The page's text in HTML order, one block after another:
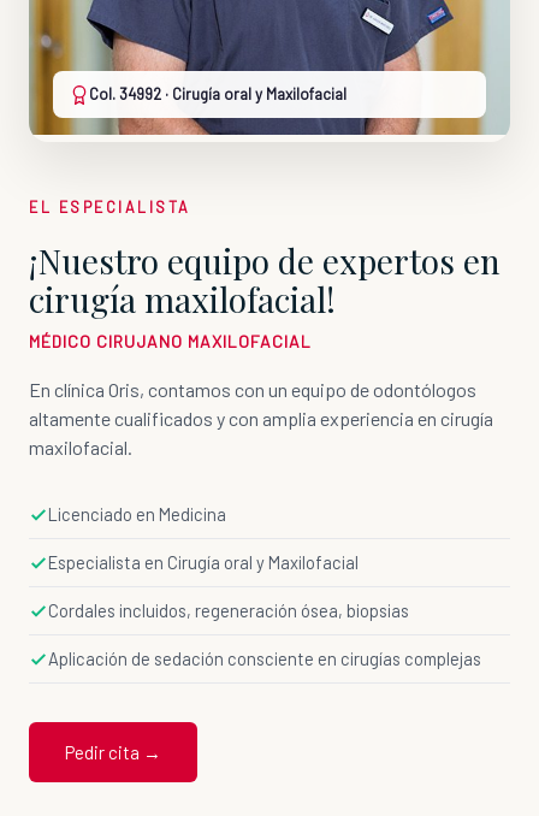
Col. 34992 · Cirugía oral y Maxilofacial
EL ESPECIALISTA
¡Nuestro equipo de expertos en
cirugía maxilofacial!
MÉDICO CIRUJANO MAXILOFACIAL
En clínica Oris, contamos con un equipo de odontólogos
altamente cualificados y con amplia experiencia en cirugía
maxilofacial.
Licenciado en Medicina
Especialista en Cirugía oral y Maxilofacial
Cordales incluidos, regeneración ósea, biopsias
Aplicación de sedación consciente en cirugías complejas
Pedir cita →